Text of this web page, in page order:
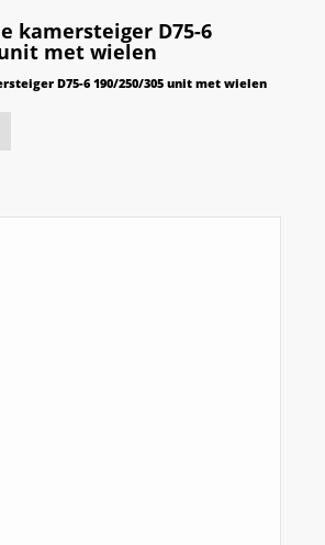
kamersteiger D75-6
unit met wielen
D75-6 190/250/305 unit met wielen